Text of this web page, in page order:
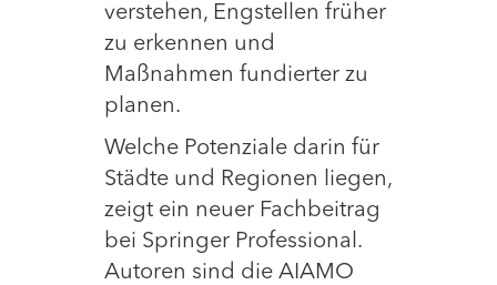
verstehen, Engstellen früher
zu erkennen und
Maßnahmen fundierter zu
planen.
Welche Potenziale darin für
Städte und Regionen liegen,
zeigt ein neuer Fachbeitrag
bei Springer Professional.
Autoren sind die AIAMO